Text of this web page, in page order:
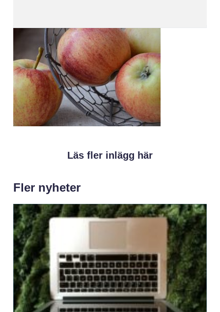
Läs fler inlägg här
Fler nyheter